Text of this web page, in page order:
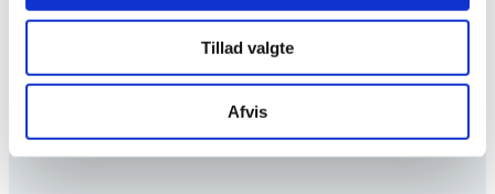
Tillad valgte
Afvis